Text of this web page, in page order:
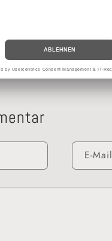
Zurück zum Blog
E-Mail